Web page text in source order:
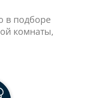
в подборе
комнаты,